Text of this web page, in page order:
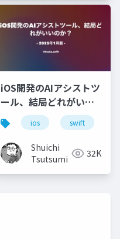
ai claudecode
iOS開発のAIアシストツ
ール、結局どれがいい
のか？ #osaka_swift
ios swift
Shuichi
Tsutsumi
32K